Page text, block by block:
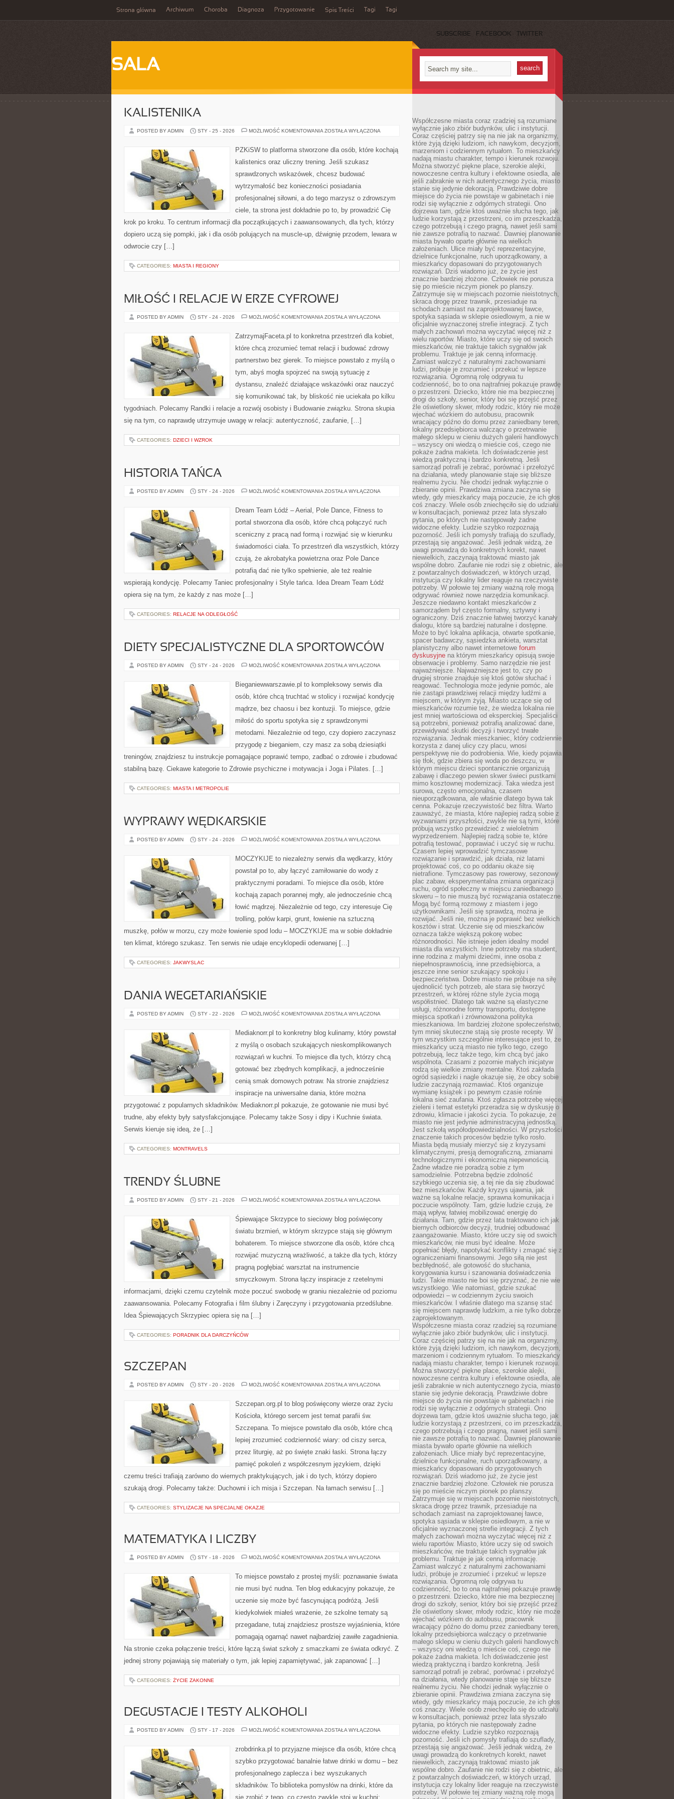
Strona główna Archiwum Choroba Diagnoza Przygotowanie Spis Treści Tagi Tagi
SUBSCRIBE FACEBOOK TWITTER
SALA
KALISTENIKA
POSTED BY ADMIN STY - 25 - 2026 MOŻLIWOŚĆ KOMENTOWANIA KALISTENIKA
ZOSTAŁA WYŁĄCZONA
PZKiSW to platforma stworzone dla osób, które kochają
kalistenics oraz uliczny trening. Jeśli szukasz
sprawdzonych wskazówek, chcesz budować
wytrzymałość bez konieczności posiadania
profesjonalnej siłowni, a do tego marzysz o zdrowszym
ciele, ta strona jest dokładnie po to, by prowadzić Cię
krok po kroku. To centrum informacji dla początkujących i zaawansowanych, dla tych, którzy
dopiero uczą się pompki, jak i dla osób polujących na muscle-up, dźwignię przodem, lewara w
odwrocie czy […]
CATEGORIES: MIASTA I REGIONY
MIŁOŚĆ I RELACJE W ERZE CYFROWEJ
POSTED BY ADMIN STY - 24 - 2026 MOŻLIWOŚĆ KOMENTOWANIA MIŁOŚĆ
ERZE
ZOSTAŁA WYŁĄCZONA
ZatrzymajFaceta.pl to konkretna przestrzeń dla kobiet,
które chcą zrozumieć temat relacji i budować zdrowy
partnerstwo bez gierek. To miejsce powstało z myślą o
tym, abyś mogła spojrzeć na swoją sytuację z
dystansu, znaleźć działające wskazówki oraz nauczyć
się komunikować tak, by bliskość nie uciekała po kilku
tygodniach. Polecamy Randki i relacje a rozwój osobisty i Budowanie związku. Strona skupia
się na tym, co naprawdę utrzymuje uwagę w relacji: autentyczność, zaufanie, […]
CATEGORIES: DZIECI I WZROK
HISTORIA TAŃCA
POSTED BY ADMIN STY - 24 - 2026 MOŻLIWOŚĆ KOMENTOWANIA HISTORIA
ZOSTAŁA WYŁĄCZONA
Dream Team Łódź – Aerial, Pole Dance, Fitness to
portal stworzona dla osób, które chcą połączyć ruch
sceniczny z pracą nad formą i rozwijać się w kierunku
świadomości ciała. To przestrzeń dla wszystkich, którzy
czują, że akrobatyka powietrzna oraz Pole Dance
potrafią dać nie tylko spełnienie, ale też realnie
wspierają kondycję. Polecamy Taniec profesjonalny i Style tańca. Idea Dream Team Łódź
opiera się na tym, że każdy z nas może […]
CATEGORIES: RELACJE NA ODLEGŁOŚĆ
DIETY SPECJALISTYCZNE DLA SPORTOWCÓW
POSTED BY ADMIN STY - 24 - 2026 MOŻLIWOŚĆ KOMENTOWANIA DIETY
SPORTOWCÓW
ZOSTAŁA WYŁĄCZONA
Bieganiewwarszawie.pl to kompleksowy serwis dla
osób, które chcą truchtać w stolicy i rozwijać kondycję
mądrze, bez chaosu i bez kontuzji. To miejsce, gdzie
miłość do sportu spotyka się z sprawdzonymi
metodami. Niezależnie od tego, czy dopiero zaczynasz
przygodę z bieganiem, czy masz za sobą dziesiątki
treningów, znajdziesz tu instrukcje pomagające poprawić tempo, zadbać o zdrowie i zbudować
stabilną bazę. Ciekawe kategorie to Zdrowie psychiczne i motywacja i Joga i Pilates. […]
CATEGORIES: MIASTA I METROPOLIE
WYPRAWY WĘDKARSKIE
POSTED BY ADMIN STY - 24 - 2026 MOŻLIWOŚĆ KOMENTOWANIA WYPRAWY
ZOSTAŁA WYŁĄCZONA
MOCZYKIJE to niezależny serwis dla wędkarzy, który
powstał po to, aby łączyć zamiłowanie do wody z
praktycznymi poradami. To miejsce dla osób, które
kochają zapach porannej mgły, ale jednocześnie chcą
łowić mądrzej. Niezależnie od tego, czy interesuje Cię
trolling, połów karpi, grunt, łowienie na sztuczną
muszkę, połów w morzu, czy może łowienie spod lodu – MOCZYKIJE ma w sobie dokładnie
ten klimat, którego szukasz. Ten serwis nie udaje encyklopedii oderwanej […]
CATEGORIES: JAKWYSLAC
DANIA WEGETARIAŃSKIE
POSTED BY ADMIN STY - 22 - 2026 MOŻLIWOŚĆ KOMENTOWANIA DANIA
ZOSTAŁA WYŁĄCZONA
Mediaknorr.pl to konkretny blog kulinarny, który powstał
z myślą o osobach szukających nieskomplikowanych
rozwiązań w kuchni. To miejsce dla tych, którzy chcą
gotować bez zbędnych komplikacji, a jednocześnie
cenią smak domowych potraw. Na stronie znajdziesz
inspiracje na uniwersalne dania, które można
przygotować z popularnych składników. Mediaknorr.pl pokazuje, że gotowanie nie musi być
trudne, aby efekty były satysfakcjonujące. Polecamy także Sosy i dipy i Kuchnie świata.
Serwis kieruje się ideą, że […]
CATEGORIES: MONTRAVELS
TRENDY ŚLUBNE
POSTED BY ADMIN STY - 21 - 2026 MOŻLIWOŚĆ KOMENTOWANIA TRENDY
ZOSTAŁA WYŁĄCZONA
Śpiewające Skrzypce to sieciowy blog poświęcony
światu brzmień, w którym skrzypce stają się głównym
bohaterem. To miejsce stworzone dla osób, które chcą
rozwijać muzyczną wrażliwość, a także dla tych, którzy
pragną pogłębiać warsztat na instrumencie
smyczkowym. Strona łączy inspiracje z rzetelnymi
informacjami, dzięki czemu czytelnik może poczuć swobodę w graniu niezależnie od poziomu
zaawansowania. Polecamy Fotografia i film ślubny i Zaręczyny i przygotowania przedślubne.
Idea Śpiewających Skrzypiec opiera się na […]
CATEGORIES: PORADNIK DLA DARCZYŃCÓW
SZCZEPAN
POSTED BY ADMIN STY - 20 - 2026 MOŻLIWOŚĆ KOMENTOWANIA SZCZEPAN
ZOSTAŁA WYŁĄCZONA
Szczepan.org.pl to blog poświęcony wierze oraz życiu
Kościoła, którego sercem jest temat parafii św.
Szczepana. To miejsce powstało dla osób, które chcą
lepiej zrozumieć codzienność wiary: od ciszy serca,
przez liturgię, aż po święte znaki łaski. Strona łączy
pamięć pokoleń z współczesnym językiem, dzięki
czemu treści trafiają zarówno do wiernych praktykujących, jak i do tych, którzy dopiero
szukają drogi. Polecamy także: Duchowni i ich misja i Szczepan. Na łamach serwisu […]
CATEGORIES: STYLIZACJE NA SPECJALNE OKAZJE
MATEMATYKA I LICZBY
POSTED BY ADMIN STY - 18 - 2026 MOŻLIWOŚĆ KOMENTOWANIA MATEMATYKA
ZOSTAŁA WYŁĄCZONA
To miejsce powstało z prostej myśli: poznawanie świata
nie musi być nudna. Ten blog edukacyjny pokazuje, że
uczenie się może być fascynującą podróżą. Jeśli
kiedykolwiek miałeś wrażenie, że szkolne tematy są
przegadane, tutaj znajdziesz prostsze wyjaśnienia, które
pomagają ogarnąć nawet najbardziej zawiłe zagadnienia.
Na stronie czeka połączenie treści, które łączą świat szkoły z smaczkami ze świata odkryć. Z
jednej strony pojawiają się materiały o tym, jak lepiej zapamiętywać, jak zapanować […]
CATEGORIES: ŻYCIE ZAKONNE
DEGUSTACJE I TESTY ALKOHOLI
POSTED BY ADMIN STY - 17 - 2026 MOŻLIWOŚĆ KOMENTOWANIA DEGUSTACJE
ALKOHOLI
ZOSTAŁA WYŁĄCZONA
zrobdrinka.pl to przyjazne miejsce dla osób, które chcą
szybko przygotować banalnie łatwe drinki w domu – bez
profesjonalnego zaplecza i bez wyszukanych
składników. To biblioteka pomysłów na drinki, które da
się zrobić z tego, co często zwykle stoi w kuchni:
Współczesne miasta coraz rzadziej są rozumiane
wyłącznie jako zbiór budynków, ulic i instytucji.
Coraz częściej patrzy się na nie jak na organizmy,
które żyją dzięki ludziom, ich nawykom, decyzjom,
marzeniom i codziennym rytuałom. To mieszkańcy
nadają miastu charakter, tempo i kierunek rozwoju.
Można stworzyć piękne place, szerokie alejki,
nowoczesne centra kultury i efektowne osiedla, ale
jeśli zabraknie w nich autentycznego życia, miasto
stanie się jedynie dekoracją. Prawdziwie dobre
miejsce do życia nie powstaje w gabinetach i nie
rodzi się wyłącznie z odgórnych strategii. Ono
dojrzewa tam, gdzie ktoś uważnie słucha tego, jak
ludzie korzystają z przestrzeni, co im przeszkadza,
czego potrzebują i czego pragną, nawet jeśli sami
nie zawsze potrafią to nazwać. Dawniej planowanie
miasta bywało oparte głównie na wielkich
założeniach. Ulice miały być reprezentacyjne,
dzielnice funkcjonalne, ruch uporządkowany, a
mieszkańcy dopasowani do przygotowanych
rozwiązań. Dziś wiadomo już, że życie jest
znacznie bardziej złożone. Człowiek nie porusza
się po mieście niczym pionek po planszy.
Zatrzymuje się w miejscach pozornie nieistotnych,
skraca drogę przez trawnik, przesiaduje na
schodach zamiast na zaprojektowanej ławce,
spotyka sąsiada w sklepie osiedlowym, a nie w
oficjalnie wyznaczonej strefie integracji. Z tych
małych zachowań można wyczytać więcej niż z
wielu raportów. Miasto, które uczy się od swoich
mieszkańców, nie traktuje takich sygnałów jak
problemu. Traktuje je jak cenną informację.
Zamiast walczyć z naturalnymi zachowaniami
ludzi, próbuje je zrozumieć i przekuć w lepsze
rozwiązania. Ogromną rolę odgrywa tu
codzienność, bo to ona najtrafniej pokazuje prawdę
o przestrzeni. Dziecko, które nie ma bezpiecznej
drogi do szkoły, senior, który boi się przejść przez
źle oświetlony skwer, młody rodzic, który nie może
wjechać wózkiem do autobusu, pracownik
wracający późno do domu przez zaniedbany teren,
lokalny przedsiębiorca walczący o przetrwanie
małego sklepu w cieniu dużych galerii handlowych
– wszyscy oni wiedzą o mieście coś, czego nie
pokaże żadna makieta. Ich doświadczenie jest
wiedzą praktyczną i bardzo konkretną. Jeśli
samorząd potrafi je zebrać, porównać i przełożyć
na działania, wtedy planowanie staje się bliższe
realnemu życiu. Nie chodzi jednak wyłącznie o
zbieranie opinii. Prawdziwa zmiana zaczyna się
wtedy, gdy mieszkańcy mają poczucie, że ich głos
coś znaczy. Wiele osób zniechęciło się do udziału
w konsultacjach, ponieważ przez lata słyszało
pytania, po których nie następowały żadne
widoczne efekty. Ludzie szybko rozpoznają
pozorność. Jeśli ich pomysły trafiają do szuflady,
przestają się angażować. Jeśli jednak widzą, że
uwagi prowadzą do konkretnych korekt, nawet
niewielkich, zaczynają traktować miasto jak
wspólne dobro. Zaufanie nie rodzi się z obietnic, ale
z powtarzalnych doświadczeń, w których urząd,
instytucja czy lokalny lider reaguje na rzeczywiste
potrzeby. W połowie tej zmiany ważną rolę mogą
odgrywać również nowe narzędzia komunikacji.
Jeszcze niedawno kontakt mieszkańców z
samorządem był często formalny, sztywny i
ograniczony. Dziś znacznie łatwiej tworzyć kanały
dialogu, które są bardziej naturalne i dostępne.
Może to być lokalna aplikacja, otwarte spotkanie,
spacer badawczy, sąsiedzka ankieta, warsztat
planistyczny albo nawet internetowe forum
dyskusyjne na którym mieszkańcy opisują swoje
obserwacje i problemy. Samo narzędzie nie jest
najważniejsze. Najważniejsze jest to, czy po
drugiej stronie znajduje się ktoś gotów słuchać i
reagować. Technologia może jedynie pomóc, ale
nie zastąpi prawdziwej relacji między ludźmi a
miejscem, w którym żyją. Miasto uczące się od
mieszkańców rozumie też, że wiedza lokalna nie
jest mniej wartościowa od eksperckiej. Specjaliści
są potrzebni, ponieważ potrafią analizować dane,
przewidywać skutki decyzji i tworzyć trwałe
rozwiązania. Jednak mieszkaniec, który codziennie
korzysta z danej ulicy czy placu, wnosi
perspektywę nie do podrobienia. Wie, kiedy pojawia
się tłok, gdzie zbiera się woda po deszczu, w
którym miejscu dzieci spontanicznie organizują
zabawę i dlaczego pewien skwer świeci pustkami
mimo kosztownej modernizacji. Taka wiedza jest
surowa, często emocjonalna, czasem
nieuporządkowana, ale właśnie dlatego bywa tak
cenna. Pokazuje rzeczywistość bez filtra. Warto
zauważyć, że miasta, które najlepiej radzą sobie z
wyzwaniami przyszłości, zwykle nie są tymi, które
próbują wszystko przewidzieć z wieloletnim
wyprzedzeniem. Najlepiej radzą sobie te, które
potrafią testować, poprawiać i uczyć się w ruchu.
Czasem lepiej wprowadzić tymczasowe
rozwiązanie i sprawdzić, jak działa, niż latami
projektować coś, co po oddaniu okaże się
nietrafione. Tymczasowy pas rowerowy, sezonowy
plac zabaw, eksperymentalna zmiana organizacji
ruchu, ogród społeczny w miejscu zaniedbanego
skweru – to nie muszą być rozwiązania ostateczne.
Mogą być formą rozmowy z miastem i jego
użytkownikami. Jeśli się sprawdzą, można je
rozwijać. Jeśli nie, można je poprawić bez wielkich
kosztów i strat. Uczenie się od mieszkańców
oznacza także większą pokorę wobec
różnorodności. Nie istnieje jeden idealny model
miasta dla wszystkich. Inne potrzeby ma student,
inne rodzina z małymi dziećmi, inne osoba z
niepełnosprawnością, inne przedsiębiorca, a
jeszcze inne senior szukający spokoju i
bezpieczeństwa. Dobre miasto nie próbuje na siłę
ujednolicić tych potrzeb, ale stara się tworzyć
przestrzeń, w której różne style życia mogą
współistnieć. Dlatego tak ważne są elastyczne
usługi, różnorodne formy transportu, dostępne
miejsca spotkań i zrównoważona polityka
mieszkaniowa. Im bardziej złożone społeczeństwo,
tym mniej skuteczne stają się proste recepty. W
tym wszystkim szczególnie interesujące jest to, że
mieszkańcy uczą miasto nie tylko tego, czego
potrzebują, lecz także tego, kim chcą być jako
wspólnota. Czasami z pozornie małych inicjatyw
rodzą się wielkie zmiany mentalne. Ktoś zakłada
ogród sąsiedzki i nagle okazuje się, że obcy sobie
ludzie zaczynają rozmawiać. Ktoś organizuje
wymianę książek i po pewnym czasie rośnie
lokalna sieć zaufania. Ktoś zgłasza potrzebę więcej
zieleni i temat estetyki przeradza się w dyskusję o
zdrowiu, klimacie i jakości życia. To pokazuje, że
miasto nie jest jedynie administracyjną jednostką.
Jest szkołą współodpowiedzialności. W przyszłości
znaczenie takich procesów będzie tylko rosło.
Miasta będą musiały mierzyć się z kryzysami
klimatycznymi, presją demograficzną, zmianami
technologicznymi i ekonomiczną niepewnością.
Żadne władze nie poradzą sobie z tym
samodzielnie. Potrzebna będzie zdolność
szybkiego uczenia się, a tej nie da się zbudować
bez mieszkańców. Każdy kryzys ujawnia, jak
ważne są lokalne relacje, sprawna komunikacja i
poczucie wspólnoty. Tam, gdzie ludzie czują, że
mają wpływ, łatwiej mobilizować energię do
działania. Tam, gdzie przez lata traktowano ich jak
biernych odbiorców decyzji, trudniej odbudować
zaangażowanie. Miasto, które uczy się od swoich
mieszkańców, nie musi być idealne. Może
popełniać błędy, napotykać konflikty i zmagać się z
ograniczeniami finansowymi. Jego siłą nie jest
bezbłędność, ale gotowość do słuchania,
korygowania kursu i szanowania doświadczenia
ludzi. Takie miasto nie boi się przyznać, że nie wie
wszystkiego. Wie natomiast, gdzie szukać
odpowiedzi – w codziennym życiu swoich
mieszkańców. I właśnie dlatego ma szansę stać
się miejscem naprawdę ludzkim, a nie tylko dobrze
zaprojektowanym.
Współczesne miasta coraz rzadziej są rozumiane
wyłącznie jako zbiór budynków, ulic i instytucji.
Coraz częściej patrzy się na nie jak na organizmy,
które żyją dzięki ludziom, ich nawykom, decyzjom,
marzeniom i codziennym rytuałom. To mieszkańcy
nadają miastu charakter, tempo i kierunek rozwoju.
Można stworzyć piękne place, szerokie alejki,
nowoczesne centra kultury i efektowne osiedla, ale
jeśli zabraknie w nich autentycznego życia, miasto
stanie się jedynie dekoracją. Prawdziwie dobre
miejsce do życia nie powstaje w gabinetach i nie
rodzi się wyłącznie z odgórnych strategii. Ono
dojrzewa tam, gdzie ktoś uważnie słucha tego, jak
ludzie korzystają z przestrzeni, co im przeszkadza,
czego potrzebują i czego pragną, nawet jeśli sami
nie zawsze potrafią to nazwać. Dawniej planowanie
miasta bywało oparte głównie na wielkich
założeniach. Ulice miały być reprezentacyjne,
dzielnice funkcjonalne, ruch uporządkowany, a
mieszkańcy dopasowani do przygotowanych
rozwiązań. Dziś wiadomo już, że życie jest
znacznie bardziej złożone. Człowiek nie porusza
się po mieście niczym pionek po planszy.
Zatrzymuje się w miejscach pozornie nieistotnych,
skraca drogę przez trawnik, przesiaduje na
schodach zamiast na zaprojektowanej ławce,
spotyka sąsiada w sklepie osiedlowym, a nie w
oficjalnie wyznaczonej strefie integracji. Z tych
małych zachowań można wyczytać więcej niż z
wielu raportów. Miasto, które uczy się od swoich
mieszkańców, nie traktuje takich sygnałów jak
problemu. Traktuje je jak cenną informację.
Zamiast walczyć z naturalnymi zachowaniami
ludzi, próbuje je zrozumieć i przekuć w lepsze
rozwiązania. Ogromną rolę odgrywa tu
codzienność, bo to ona najtrafniej pokazuje prawdę
o przestrzeni. Dziecko, które nie ma bezpiecznej
drogi do szkoły, senior, który boi się przejść przez
źle oświetlony skwer, młody rodzic, który nie może
wjechać wózkiem do autobusu, pracownik
wracający późno do domu przez zaniedbany teren,
lokalny przedsiębiorca walczący o przetrwanie
małego sklepu w cieniu dużych galerii handlowych
– wszyscy oni wiedzą o mieście coś, czego nie
pokaże żadna makieta. Ich doświadczenie jest
wiedzą praktyczną i bardzo konkretną. Jeśli
samorząd potrafi je zebrać, porównać i przełożyć
na działania, wtedy planowanie staje się bliższe
realnemu życiu. Nie chodzi jednak wyłącznie o
zbieranie opinii. Prawdziwa zmiana zaczyna się
wtedy, gdy mieszkańcy mają poczucie, że ich głos
coś znaczy. Wiele osób zniechęciło się do udziału
w konsultacjach, ponieważ przez lata słyszało
pytania, po których nie następowały żadne
widoczne efekty. Ludzie szybko rozpoznają
pozorność. Jeśli ich pomysły trafiają do szuflady,
przestają się angażować. Jeśli jednak widzą, że
uwagi prowadzą do konkretnych korekt, nawet
niewielkich, zaczynają traktować miasto jak
wspólne dobro. Zaufanie nie rodzi się z obietnic, ale
z powtarzalnych doświadczeń, w których urząd,
instytucja czy lokalny lider reaguje na rzeczywiste
potrzeby. W połowie tej zmiany ważną rolę mogą